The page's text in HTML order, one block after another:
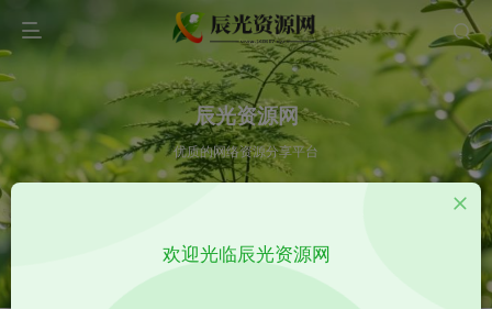
辰光资源网
优质的网络资源分享平台
欢迎光临辰光资源网